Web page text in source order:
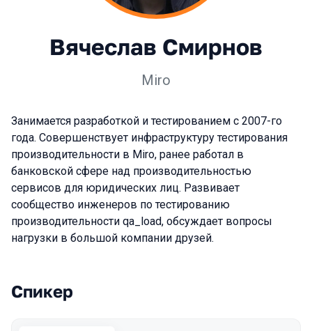
Вячеслав Смирнов
Miro
Занимается разработкой и тестированием с 2007-го
года. Совершенствует инфраструктуру тестирования
производительности в Miro, ранее работал в
банковской сфере над производительностью
сервисов для юридических лиц. Развивает
сообщество инженеров по тестированию
производительности qa_load, обсуждает вопросы
нагрузки в большой компании друзей.
Выступления в сезоне 2022 Autumn
Спикер